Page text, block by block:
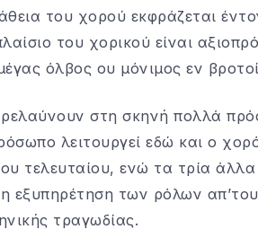
του χορού εκφράζεται
του χορικού είναι
όλβος ου μόνιμος εν
στη σκηνή πολλά
λειτουργεί εδώ και ο
τελευταίου, ενώ τα τρία
εξυπηρέτηση των ρόλων
τραγωδίας.